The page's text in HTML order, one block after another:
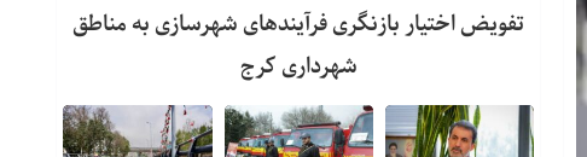
تفویض اختیار بازنگری فرآیندهای شهرسازی به مناطق
شهرداری کرج